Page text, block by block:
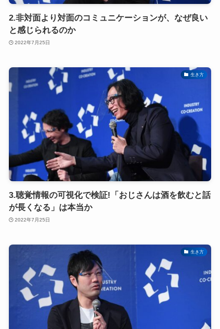
2.非対面より対面のコミュニケーションが、なぜ良い
と感じられるのか
2022年7月25日
生き方
3.聴覚情報の可視化で検証!「おじさんは酒を飲むと話
が長くなる」は本当か
2022年7月25日
生き方